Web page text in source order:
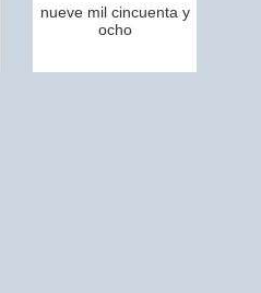
nueve mil cincuenta y
ocho